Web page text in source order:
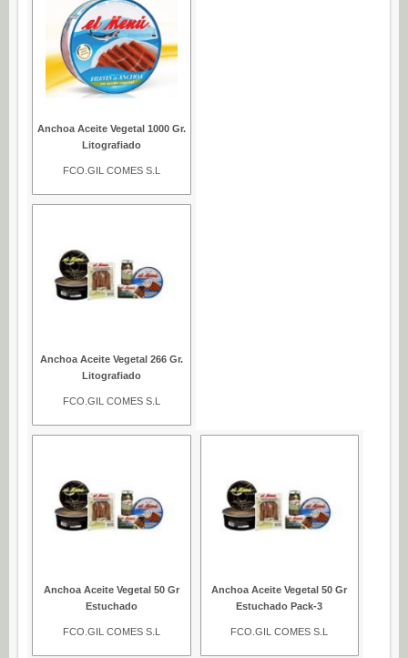
Anchoa Aceite Vegetal 1000 Gr.
Litografiado
FCO.GIL COMES S.L
Anchoa Aceite Vegetal 266 Gr.
Litografiado
FCO.GIL COMES S.L
Anchoa Aceite Vegetal 50 Gr
Estuchado
FCO.GIL COMES S.L
Anchoa Aceite Vegetal 50 Gr
Estuchado Pack-3
FCO.GIL COMES S.L